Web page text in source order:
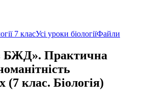
7 класУсі уроки біологіїФайли
БЖД». Практична
(7 клас. Біологія)